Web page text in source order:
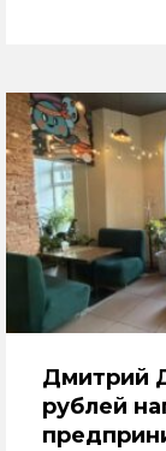
Дмитрий
рублей